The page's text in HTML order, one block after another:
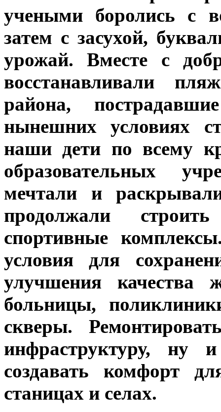
учеными боролись с
затем с засухой,
урожай. Вместе с
восстанавливали
района,
нынешних условиях
наши дети по всему
образовательных
мечтали и
продолжали
спортивные
условия для
улучшения качества
больницы,
скверы.
инфраструктуру, ну
создавать комфорт
станицах и селах.